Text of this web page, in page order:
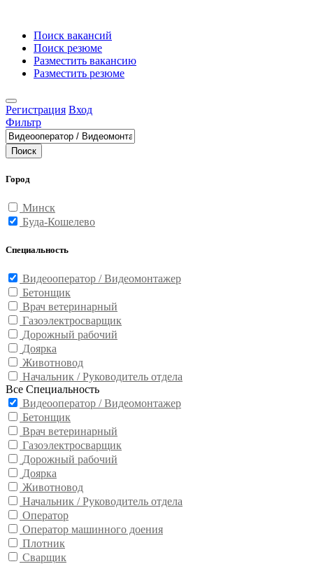
Поиск вакансий
Поиск резюме
Разместить вакансию
Разместить резюме
Регистрация Вход
Фильтр
Поиск
Город
Минск
Буда-Кошелево
Специальность
Видеооператор / Видеомонтажер
Бетонщик
Врач ветеринарный
Газоэлектросварщик
Дорожный рабочий
Доярка
Животновод
Начальник / Руководитель отдела
Все Специальность
Видеооператор / Видеомонтажер
Бетонщик
Врач ветеринарный
Газоэлектросварщик
Дорожный рабочий
Доярка
Животновод
Начальник / Руководитель отдела
Оператор
Оператор машинного доения
Плотник
Сварщик